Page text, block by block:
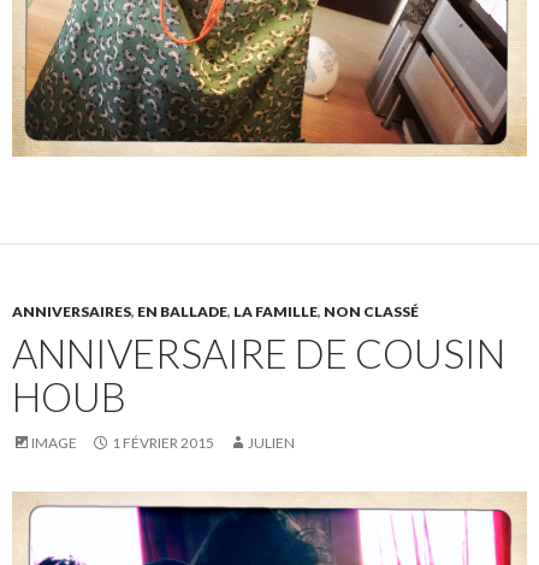
ANNIVERSAIRES, EN BALLADE, LA FAMILLE, NON CLASSÉ
ANNIVERSAIRE DE COUSIN
HOUB
IMAGE 1 FÉVRIER 2015 JULIEN